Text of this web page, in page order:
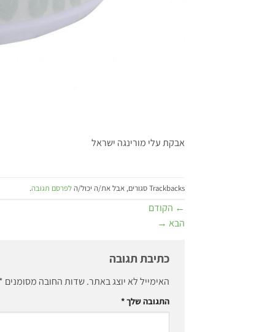
אבקת עלי מורינגה ישראל
Trackbacks סגורים, אבל את/ה יכול/ה לפרסם תגובה.
← הקודם
הבא →
כתיבת תגובה
האימייל לא יוצג באתר.שדות החובה מסומנים
התגובה שלך*